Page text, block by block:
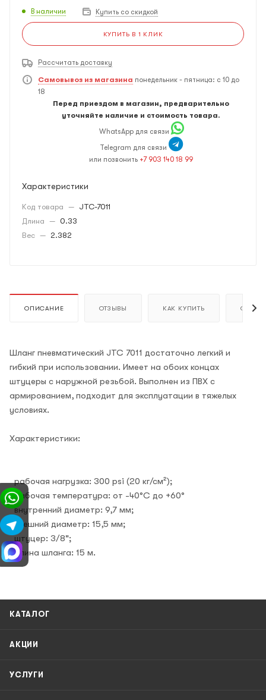
В наличии Купить со скидкой
КУПИТЬ В 1 КЛИК
Рассчитать доставку
Самовывоз из магазина понедельник - пятница: с 10 до
18
Перед приездом в магазин, предварительно
уточняйте наличие и стоимость товара.
WhatsApp для связи
Telegram для связи
или позвонить +7 903 140 18 99
Характеристики
Код товара — JTC-7011
Длина — 0.33
Вес — 2.382
ОПИСАНИЕ ОТЗЫВЫ КАК КУПИТЬ ОПЛАТА
Шланг пневматический JTC 7011 достаточно легкий и
гибкий при использовании. Имеет на обоих концах
штуцеры с наружной резьбой. Выполнен из ПВХ с
армированием, подходит для эксплуатации в тяжелых
условиях.
Характеристики:
рабочая нагрузка: 300 psi (20 кг/см²);
рабочая температура: от -40°C до +60°
внутренний диаметр: 9,7 мм;
внешний диаметр: 15,5 мм;
штуцер: 3/8";
длина шланга: 15 м.
КАТАЛОГ
АКЦИИ
УСЛУГИ